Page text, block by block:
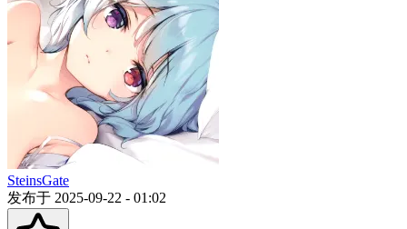
SteinsGate
发布于 2025-09-22 - 01:02